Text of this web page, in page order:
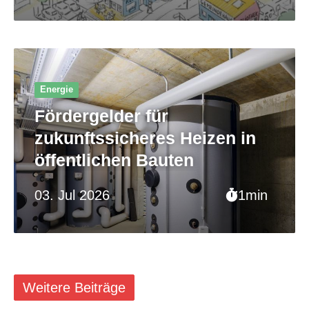
03. Jul 2026 1min
Energie
Fördergelder für
zukunftssicheres Heizen in
öffentlichen Bauten
Weitere Beiträge